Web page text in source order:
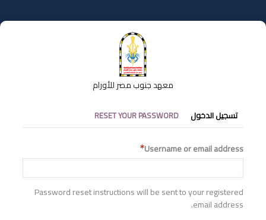
إلى
المحتوى
معهد جنوب مصر للأورام
التبويبات
الأساسية
تسجيل الدخول RESET YOUR PASSWORD
Username or email address
Password reset instructions will be sent to your registered
email address.